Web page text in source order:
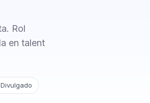
Rol
en talent